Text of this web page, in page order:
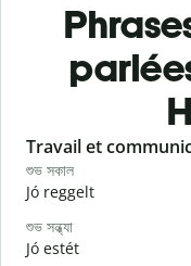
Slide 1 of 6
Travail et
শুভ সকাল
Jó reggelt
শুভ সন্ধ্যা
Jó estét